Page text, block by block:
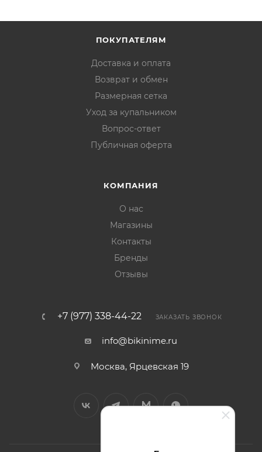
ПОКУПАТЕЛЯМ
Доставка и оплата
Возврат и обмен
Размерная сетка
Уход за купальником
Вопрос-ответ
Публичная оферта
КОМПАНИЯ
О нас
Магазины
Контакты
Бренды
Отзывы
+7 (977) 338-44-22 ЗАКАЗАТЬ ЗВОНОК
info@bikinime.ru
Москва, Ярцевская 19